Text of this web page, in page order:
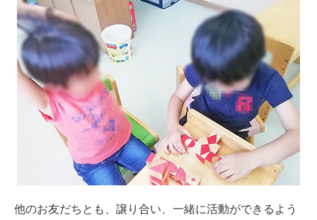
他のお友だちとも、譲り合い、一緒に活動ができるよう